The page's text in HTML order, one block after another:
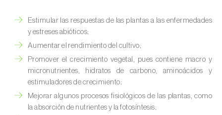
Estimular las respuestas de las plantas a las enfermedades
y estreses abióticos;
Aumentar el rendimiento del cultivo;
Promover el crecimiento vegetal, pues contiene macro y
micronutrientes, hidratos de carbono, aminoácidos y
estimuladores de crecimiento;
Mejorar algunos procesos fisiológicos de las plantas, como
la absorción de nutrientes y la fotosíntesis;